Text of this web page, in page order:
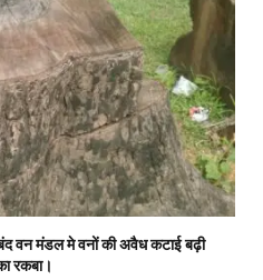
वन मंडल मे वनों की अवैध कटाई बढ़ी
रकबा।